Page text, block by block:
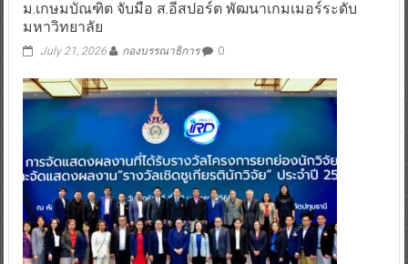
ม.เกษมบัณฑิต จับมือ ส.อีสปอร์ต พัฒนาเกมเมอร์ระดับ
มหาวิทยาลัย
July 21, 2026 กองบรรณาธิการ 0